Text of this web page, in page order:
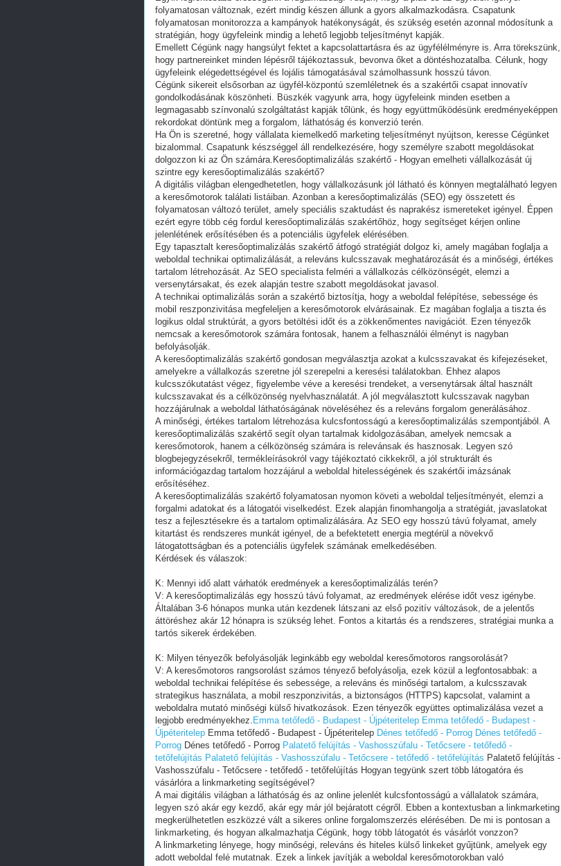
folyamatosan változnak, ezért mindig készen állunk a gyors alkalmazkodásra. Csapatunk
folyamatosan monitorozza a kampányok hatékonyságát, és szükség esetén azonnal módosítunk a
stratégián, hogy ügyfeleink mindig a lehető legjobb teljesítményt kapják.
Emellett Cégünk nagy hangsúlyt fektet a kapcsolattartásra és az ügyfélélményre is. Arra törekszünk,
hogy partnereinket minden lépésről tájékoztassuk, bevonva őket a döntéshozatalba. Célunk, hogy
ügyfeleink elégedettségével és lojális támogatásával számolhassunk hosszú távon.
Cégünk sikereit elsősorban az ügyfél-központú szemléletnek és a szakértői csapat innovatív
gondolkodásának köszönheti. Büszkék vagyunk arra, hogy ügyfeleink minden esetben a
legmagasabb színvonalú szolgáltatást kapják tőlünk, és hogy együttműködésünk eredményeképpen
rekordokat döntünk meg a forgalom, láthatóság és konverzió terén.
Ha Ön is szeretné, hogy vállalata kiemelkedő marketing teljesítményt nyújtson, keresse Cégünket
bizalommal. Csapatunk készséggel áll rendelkezésére, hogy személyre szabott megoldásokat
dolgozzon ki az Ön számára.Keresőoptimalizálás szakértő - Hogyan emelheti vállalkozását új
szintre egy keresőoptimalizálás szakértő?
A digitális világban elengedhetetlen, hogy vállalkozásunk jól látható és könnyen megtalálható legyen
a keresőmotorok találati listáiban. Azonban a keresőoptimalizálás (SEO) egy összetett és
folyamatosan változó terület, amely speciális szaktudást és naprakész ismereteket igényel. Éppen
ezért egyre több cég fordul keresőoptimalizálás szakértőhöz, hogy segítséget kérjen online
jelenlétének erősítésében és a potenciális ügyfelek elérésében.
Egy tapasztalt keresőoptimalizálás szakértő átfogó stratégiát dolgoz ki, amely magában foglalja a
weboldal technikai optimalizálását, a releváns kulcsszavak meghatározását és a minőségi, értékes
tartalom létrehozását. Az SEO specialista felméri a vállalkozás célközönségét, elemzi a
versenytársakat, és ezek alapján testre szabott megoldásokat javasol.
A technikai optimalizálás során a szakértő biztosítja, hogy a weboldal felépítése, sebessége és
mobil reszponzivitása megfeleljen a keresőmotorok elvárásainak. Ez magában foglalja a tiszta és
logikus oldal struktúrát, a gyors betöltési időt és a zökkenőmentes navigációt. Ezen tényezők
nemcsak a keresőmotorok számára fontosak, hanem a felhasználói élményt is nagyban
befolyásolják.
A keresőoptimalizálás szakértő gondosan megválasztja azokat a kulcsszavakat és kifejezéseket,
amelyekre a vállalkozás szeretne jól szerepelni a keresési találatokban. Ehhez alapos
kulcsszókutatást végez, figyelembe véve a keresési trendeket, a versenytársak által használt
kulcsszavakat és a célközönség nyelvhasználatát. A jól megválasztott kulcsszavak nagyban
hozzájárulnak a weboldal láthatóságának növeléséhez és a releváns forgalom generálásához.
A minőségi, értékes tartalom létrehozása kulcsfontosságú a keresőoptimalizálás szempontjából. A
keresőoptimalizálás szakértő segít olyan tartalmak kidolgozásában, amelyek nemcsak a
keresőmotorok, hanem a célközönség számára is relevánsak és hasznosak. Legyen szó
blogbejegyzésekről, termékleírásokról vagy tájékoztató cikkekről, a jól strukturált és
információgazdag tartalom hozzájárul a weboldal hitelességének és szakértői imázsának
erősítéséhez.
A keresőoptimalizálás szakértő folyamatosan nyomon követi a weboldal teljesítményét, elemzi a
forgalmi adatokat és a látogatói viselkedést. Ezek alapján finomhangolja a stratégiát, javaslatokat
tesz a fejlesztésekre és a tartalom optimalizálására. Az SEO egy hosszú távú folyamat, amely
kitartást és rendszeres munkát igényel, de a befektetett energia megtérül a növekvő
látogatottságban és a potenciális ügyfelek számának emelkedésében.
Kérdések és válaszok:
K: Mennyi idő alatt várhatók eredmények a keresőoptimalizálás terén?
V: A keresőoptimalizálás egy hosszú távú folyamat, az eredmények elérése időt vesz igénybe.
Általában 3-6 hónapos munka után kezdenek látszani az első pozitív változások, de a jelentős
áttöréshez akár 12 hónapra is szükség lehet. Fontos a kitartás és a rendszeres, stratégiai munka a
tartós sikerek érdekében.
K: Milyen tényezők befolyásolják leginkább egy weboldal keresőmotoros rangsorolását?
V: A keresőmotoros rangsorolást számos tényező befolyásolja, ezek közül a legfontosabbak: a
weboldal technikai felépítése és sebessége, a releváns és minőségi tartalom, a kulcsszavak
strategikus használata, a mobil reszponzivitás, a biztonságos (HTTPS) kapcsolat, valamint a
weboldalra mutató minőségi külső hivatkozások. Ezen tényezők együttes optimalizálása vezet a
legjobb eredményekhez. Emma tetőfedő - Budapest - Újpéteritelep Emma tetőfedő - Budapest -
Újpéteritelep Emma tetőfedő - Budapest - Újpéteritelep Dénes tetőfedő - Porrog Dénes tetőfedő -
Porrog Dénes tetőfedő - Porrog Palatető felújítás - Vashosszúfalu - Tetőcsere - tetőfedő -
tetőfelújítás Palatető felújítás - Vashosszúfalu - Tetőcsere - tetőfedő - tetőfelújítás Palatető felújítás -
Vashosszúfalu - Tetőcsere - tetőfedő - tetőfelújítás Hogyan tegyünk szert több látogatóra és
vásárlóra a linkmarketing segítségével?
A mai digitális világban a láthatóság és az online jelenlét kulcsfontosságú a vállalatok számára,
legyen szó akár egy kezdő, akár egy már jól bejáratott cégről. Ebben a kontextusban a linkmarketing
megkerülhetetlen eszközzé vált a sikeres online forgalomszerzés elérésében. De mi is pontosan a
linkmarketing, és hogyan alkalmazhatja Cégünk, hogy több látogatót és vásárlót vonzzon?
A linkmarketing lényege, hogy minőségi, releváns és hiteles külső linkeket gyűjtünk, amelyek egy
adott weboldal felé mutatnak. Ezek a linkek javítják a weboldal keresőmotorokban való